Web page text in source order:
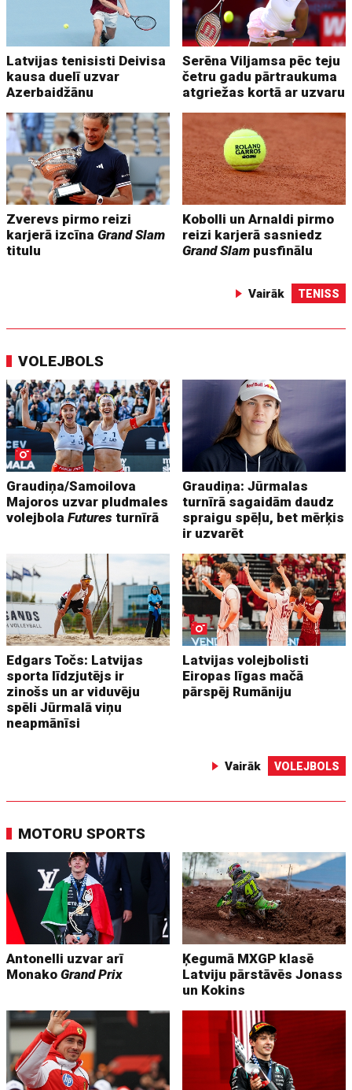
Latvijas tenisisti Deivisa
kausa duelī uzvar
Azerbaidžānu
Serēna Viljamsa pēc teju
četru gadu pārtraukuma
atgriežas kortā ar uzvaru
Zverevs pirmo reizi
karjerā izcīnaGrand Slam
titulu
Kobolli un Arnaldi pirmo
reizi karjerā sasniedz
Grand Slam pusfinālu
Vairāk TENISS
VOLEJBOLS
Graudiņa/Samoilova
Majoros uzvar pludmales
volejbolaFutures turnīrā
Graudiņa: Jūrmalas
turnīrā sagaidām daudz
spraigu spēļu, bet mērķis
ir uzvarēt
Edgars Točs: Latvijas
sporta līdzjutējs ir
zinošs un ar viduvēju
spēli Jūrmalā viņu
neapmānīsi
Latvijas volejbolisti
Eiropas līgas mačā
pārspēj Rumāniju
Vairāk VOLEJBOLS
MOTORU SPORTS
Antonelli uzvar arī
MonakoGrand Prix
Ķegumā MXGP klasē
Latviju pārstāvēs Jonass
un Kokins